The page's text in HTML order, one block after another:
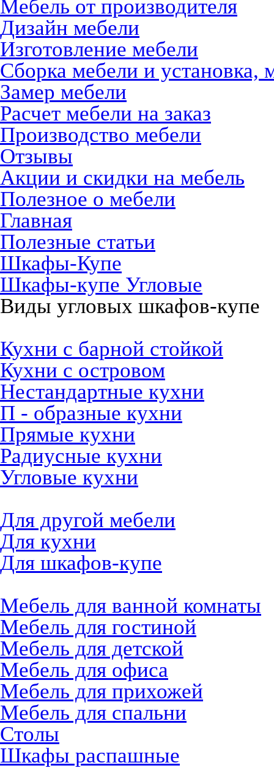
Мебель от производителя
Дизайн мебели
Изготовление мебели
Сборка мебели и установка,
Замер мебели
Расчет мебели на заказ
Производство мебели
Отзывы
Акции и скидки на мебель
Полезное о мебели
Главная
Полезные статьи
Шкафы-Купе
Шкафы-купе Угловые
Виды угловых шкафов-купе
Кухни с барной стойкой
Кухни с островом
Нестандартные кухни
П - образные кухни
Прямые кухни
Радиусные кухни
Угловые кухни
Для другой мебели
Для кухни
Для шкафов-купе
Мебель для ванной комнаты
Мебель для гостиной
Мебель для детской
Мебель для офиса
Мебель для прихожей
Мебель для спальни
Столы
Шкафы распашные